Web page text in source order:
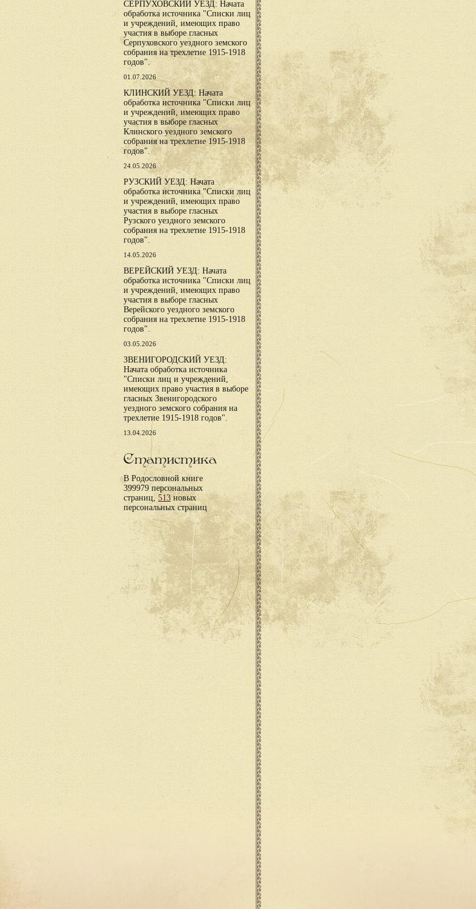
СЕРПУХОВСКИЙ УЕЗД: Начата
обработка источника "Списки лиц
и учреждений, имеющих право
участия в выборе гласных
Серпуховского уездного земского
собрания на трехлетие 1915-1918
годов".
01.07.2026
КЛИНСКИЙ УЕЗД: Начата
обработка источника "Списки лиц
и учреждений, имеющих право
участия в выборе гласных
Клинского уездного земского
собрания на трехлетие 1915-1918
годов".
24.05.2026
РУЗСКИЙ УЕЗД: Начата
обработка источника "Списки лиц
и учреждений, имеющих право
участия в выборе гласных
Рузского уездного земского
собрания на трехлетие 1915-1918
годов".
14.05.2026
ВЕРЕЙСКИЙ УЕЗД: Начата
обработка источника "Списки лиц
и учреждений, имеющих право
участия в выборе гласных
Верейского уездного земского
собрания на трехлетие 1915-1918
годов".
03.05.2026
ЗВЕНИГОРОДСКИЙ УЕЗД:
Начата обработка источника
"Списки лиц и учреждений,
имеющих право участия в выборе
гласных Звенигородского
уездного земского собрания на
трехлетие 1915-1918 годов".
13.04.2026
Статистика
В Родословной книге
399979 персональных
страниц,513новых
персональных страниц